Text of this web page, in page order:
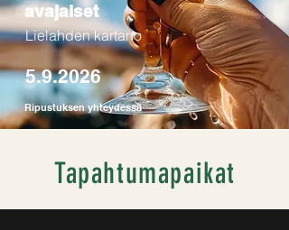
avajaiset
Lielahden kartano
5.9.2026
Ripustuksen yhteydessä
Tapahtumapaikat